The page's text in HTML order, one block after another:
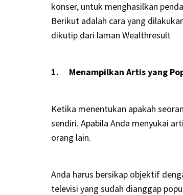
konser, untuk menghasilkan
Berikut adalah cara yang
dikutip dari laman Wealthresult
1. Menampilkan Artis yang
Ketika menentukan apakah
sendiri. Apabila Anda menyukai
orang lain.
Anda harus bersikap objektif
televisi yang sudah dianggap